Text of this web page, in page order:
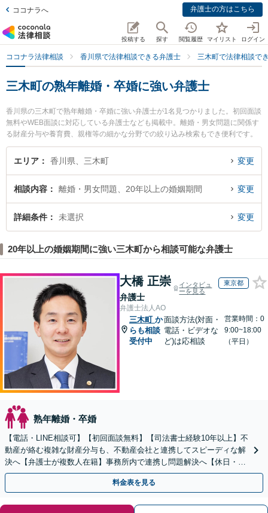
ココナラへ 弁護士の方はこちら
投稿する 探す 閲覧履歴 マイリスト ログイン
ココナラ法律相談 香川県で法律相談できる弁護士 三木町で法律相談で
三木町の熟年離婚・卒婚に強い弁護士
香川県の三木町で熟年離婚・卒婚に強い弁護士が1名見つかりました。初回面談
無料やWEB面談に対応している弁護士なども掲載中。離婚・男女問題に関係す
る財産分与や養育費、親権等の細かな分野での絞り込み検索もでき便利です。
特に東讃岐法律事務所の多田 崇弁護士のプロフィール情報や弁護士費用、強み
などが注目されています。『三木町で土日や夜間に発生した熟年離婚・卒婚の
律相談できる三木町内の弁護士に相談予約したい』などでお困りの相談者さん
におすすめです。
エリア 香川県、三木町 変更
相談内容 離婚・男女問題、20年以上の婚姻期間 変更
詳細条件 未選択 変更
20年以上の婚姻期間に強い三木町から相談可能な弁護士
大橋 正崇
弁護士
インタビュ
ーを見る
東京都
弁護士法人AO
三木町 か
らも相談
受付中
面談方法(対面・
電話・ビデオな
ど)は応相談
営業時間：0
9:00~18:00
（平日）
熟年離婚・卒婚
【電話・LINE相談可】【初回面談無料】【司法書士経験10年以上】不
動産が絡む複雑な財産分与も、不動産会社と連携してスピーディな解
決へ【弁護士が複数人在籍】事務所内で連携し問題解決へ【休日・夜
間面談可】【子連れ相談可】【虎ノ門駅1分】
料金表を見る